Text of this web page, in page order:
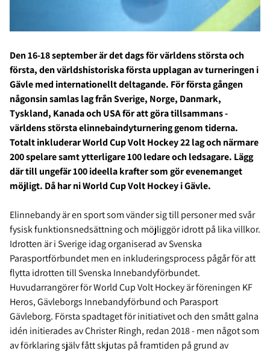
Den 16-18 september är det dags för världens största och
första, den världshistoriska första upplagan av turneringen i
Gävle med internationellt deltagande. För första gången
någonsin samlas lag från Sverige, Norge, Danmark,
Tyskland, Kanada och USA för att göra tillsammans -
världens största elinnebaindyturnering genom tiderna.
Totalt inkluderar World Cup Volt Hockey 22 lag och närmare
200 spelare samt ytterligare 100 ledare och ledsagare. Lägg
där till ungefär 100 ideella krafter som gör evenemanget
möjligt. Då har ni World Cup Volt Hockey i Gävle.
Elinnebandy är en sport som vänder sig till personer med svår
fysisk funktionsnedsättning och möjliggör idrott på lika villkor.
Idrotten är i Sverige idag organiserad av Svenska
Parasportförbundet men en inkluderingsprocess pågår för att
flytta idrotten till Svenska Innebandyförbundet.
Huvudarrangörer för World Cup Volt Hockey är föreningen KF
Heros, Gävleborgs Innebandyförbund och Parasport
Gävleborg. Första spadtaget för initiativet och den smått galna
idén initierades av Christer Ringh, redan 2018 - men något som
av förklaring själv fått skjutas på framtiden på grund av